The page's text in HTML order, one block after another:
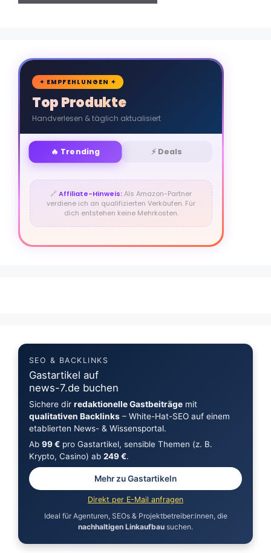
🛒
✦ EMPFEHLUNGEN ✦
Top Produkte
Handverlesen & täglich aktualisiert
🔥 Trending ⚡ Deals
🔗Affiliate-Hinweis:Als Amazon-Partner
verdiene ich an qualifizierten Verkäufen. Für
dich entstehen keine Mehrkosten.
SEO & BACKLINKS
Gastartikel auf
news-7.de buchen
Sichere dir redaktionelle Gastbeiträgemit
qualitativen Backlinks– White-Hat-SEO auf einem
etablierten News- & Wissensportal.
Ab 99 €pro Gastartikel, sensible Themen (z. B.
Krypto, Casino) ab 249 €.
Mehr zu Gastartikeln
Direkt per E-Mail anfragen
Ideal für Agenturen, SEOs & Projektbetreiber:innen, die
nachhaltigen Linkaufbau suchen.